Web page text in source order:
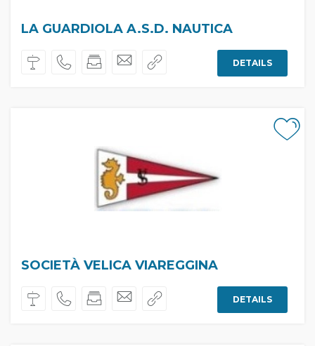
LA GUARDIOLA A.S.D. NAUTICA
DETAILS
SOCIETÀ VELICA VIAREGGINA
DETAILS